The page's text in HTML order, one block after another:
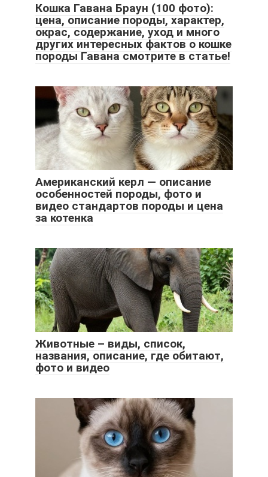
Кошка Гавана Браун (100 фото):
цена, описание породы, характер,
окрас, содержание, уход и много
других интересных фактов о кошке
породы Гавана смотрите в статье!
Американский керл — описание
особенностей породы, фото и
видео стандартов породы и цена
за котенка
Животные – виды, список,
названия, описание, где обитают,
фото и видео